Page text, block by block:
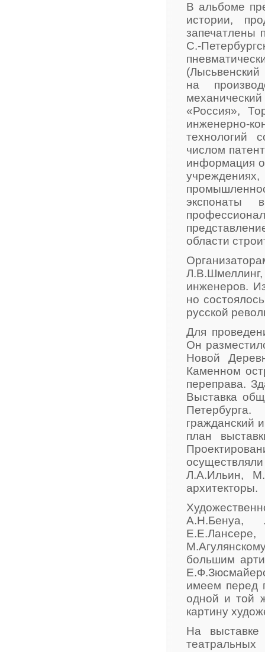
В альбоме
истории,
запечатлены
С.-
на
«Россия»,
инженерно-
технологий
числом
информация
экспонаты
области
инженеров.
но
русской
Для
Он
Новой
Каменном
переправа.
Выставка
гражданский
план
Л.А.Ильин,
архитекторы.
А.Н.Бенуа,
большим
имеем перед
одной и той
картину
На выставке